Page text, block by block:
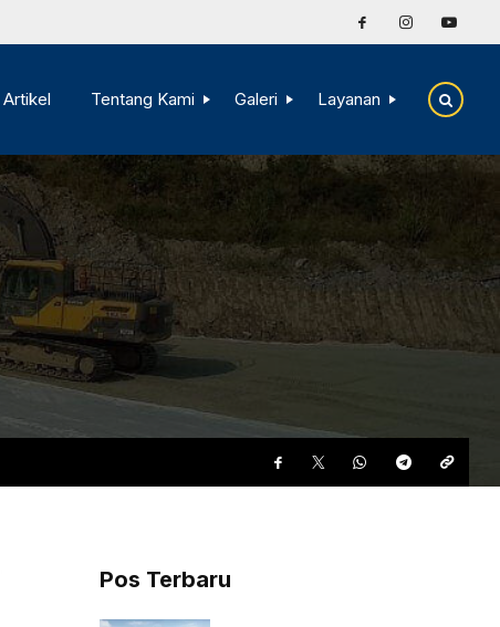
Artikel Tentang Kami Galeri Layanan
Pos Terbaru